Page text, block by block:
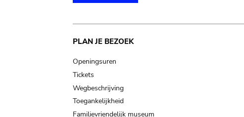
Main
navigation
PLAN JE BEZOEK
Openingsuren
Tickets
Wegbeschrijving
Toegankelijkheid
Familievriendelijk museum